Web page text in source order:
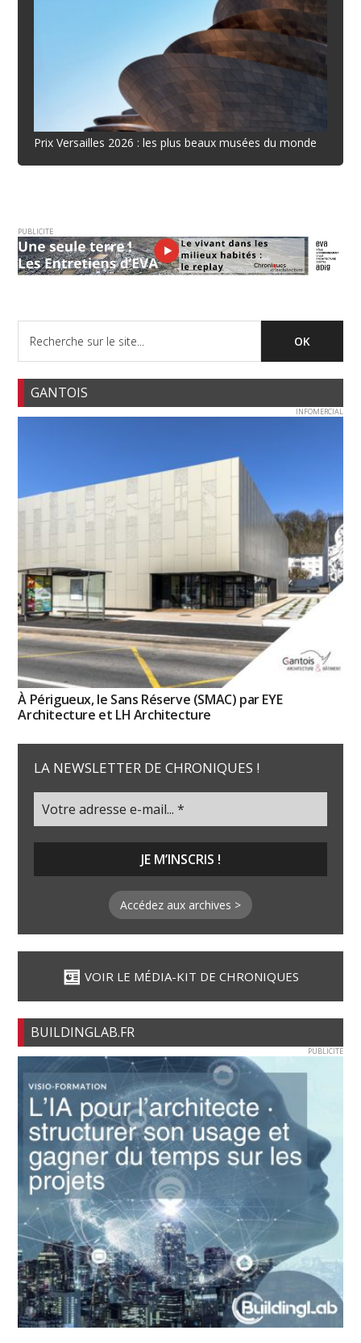
Prix Versailles 2026 : les plus beaux musées du monde
PUBLICITE
GANTOIS
INFOMERCIAL
À Périgueux, le Sans Réserve (SMAC) par EYE
Architecture et LH Architecture
LA NEWSLETTER DE CHRONIQUES !
Accédez aux archives >
VOIR LE MÉDIA-KIT DE CHRONIQUES
BUILDINGLAB.FR
PUBLICITE